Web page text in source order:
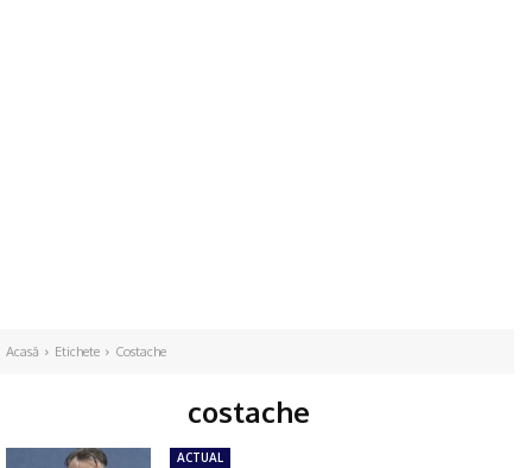
Acasă Etichete Costache
costache
ACTUAL